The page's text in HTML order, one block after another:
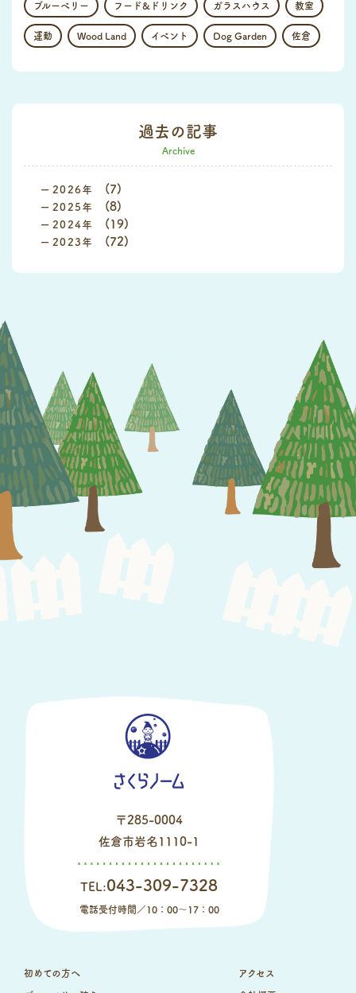
ブルーベリー フード&ドリンク ガラスハウス 教室
運動 Wood Land イベント Dog Garden 佐倉
過去の記事
Archive
2026 (7)
2025 (8)
2024 (19)
2023 (72)
〒285-0004
佐倉市岩名1110-1
TEL:043-309-7328
電話受付時間／10：00～17：00
初めての方へ アクセス